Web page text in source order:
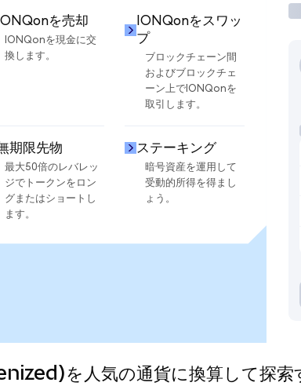
IONQonを売却
IONQonを現金に交
換します。
IONQonをスワッ
プ
ブロックチェーン間
およびブロックチェ
ーン上でIONQonを
取引します。
期限先物
最大50倍のレバレッ
ジでトークンをロン
グまたはショートし
ます。
ステーキング
暗号資産を運用して
受動的所得を得まし
ょう。
を人気の通貨に換算して探索